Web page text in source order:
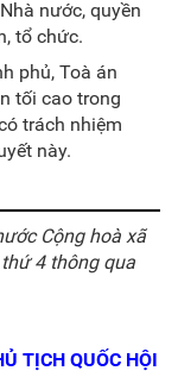
nước, quyền
tổ chức.
phủ, Toà án
tối cao trong
trách nhiệm
này.
Cộng hoà xã
4 thông qua
TỊCH QUỐC HỘI